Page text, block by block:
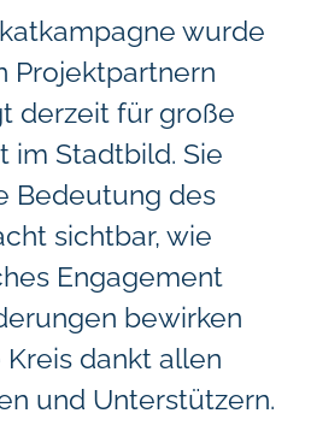
wurde
Projektpartnern
derzeit für große
im Stadtbild. Sie
Bedeutung des
sichtbar, wie
Engagement
bewirken
Kreis dankt allen
und Unterstützern.